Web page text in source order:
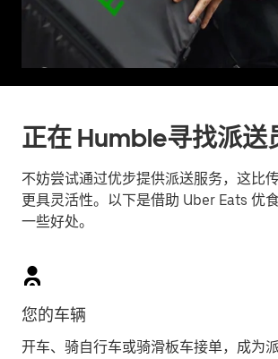
正在 Humble寻找派送
不妨尝试通过优步提供派送服务，这比
更具灵活性。以下是借助 Uber Eats 优
一些好处。
您的车辆
开车、骑自行车或骑滑板车接单，成为